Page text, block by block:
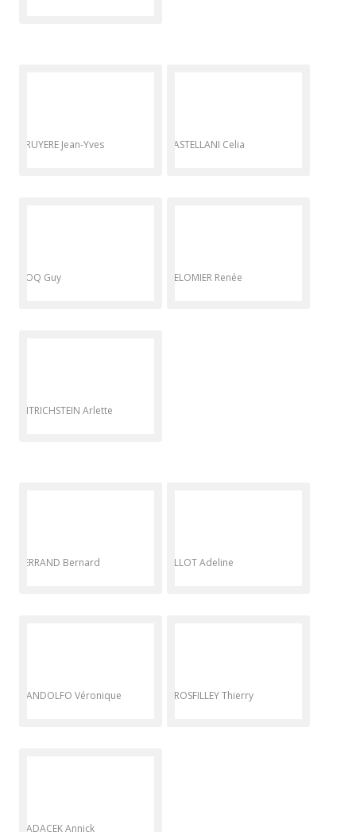
BRUYERE Jean-Yves CASTELLANI Celia
COQ Guy DELOMIER Renée
DITRICHSTEIN Arlette
FERRAND Bernard FILLOT Adeline
GANDOLFO Véronique GROSFILLEY Thierry
HADACEK Annick